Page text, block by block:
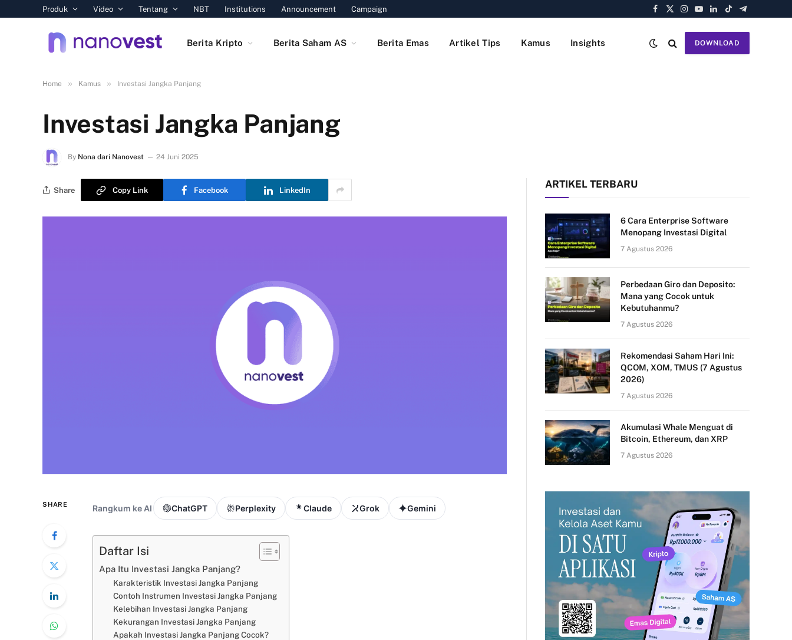
Produk Video Tentang NBT Institutions Announcement Campaign
Facebook
X
Instagram
YouTube
LinkedIn
TikTokTelegram
Berita Kripto Berita Saham AS Berita Emas Artikel Tips Kamus Insights DOWNLOAD
Home » Kamus » Investasi Jangka Panjang
Investasi Jangka Panjang
By Nona dari Nanovest 24 Juni 2025
Share Copy Link Facebook LinkedIn
SHARE Rangkum ke AI ChatGPT Perplexity Claude Grok Gemini
Daftar Isi
Apa Itu Investasi Jangka Panjang?
Karakteristik Investasi Jangka Panjang
Contoh Instrumen Investasi Jangka Panjang
Kelebihan Investasi Jangka Panjang
Kekurangan Investasi Jangka Panjang
Apakah Investasi Jangka Panjang Cocok?
ARTIKEL TERBARU
6 Cara Enterprise Software
Menopang Investasi Digital
7 Agustus 2026
Perbedaan Giro dan Deposito:
Mana yang Cocok untuk
Kebutuhanmu?
7 Agustus 2026
Rekomendasi Saham Hari Ini:
QCOM, XOM, TMUS (7 Agustus
2026)
7 Agustus 2026
Akumulasi Whale Menguat di
Bitcoin, Ethereum, dan XRP
7 Agustus 2026